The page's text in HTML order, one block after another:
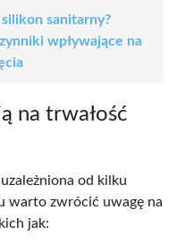
silikon sanitarny?
wpływające na
na trwałość
od kilku
warto zwrócić uwagę na
jak: